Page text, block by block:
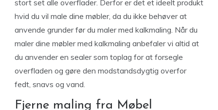
stort set alle overflader. Derfor er det et ideelt produkt
hvid du vil male dine møbler, da du ikke behøver at
anvende grunder før du maler med kalkmaling. Når du
maler dine møbler med kalkmaling anbefaler vi altid at
du anvender en sealer som toplag for at forsegle
overfladen og gøre den modstandsdygtig overfor
fedt, snavs og vand.
Fjerne maling fra Møbel